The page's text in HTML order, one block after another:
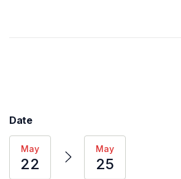
Date
May
22
May
25